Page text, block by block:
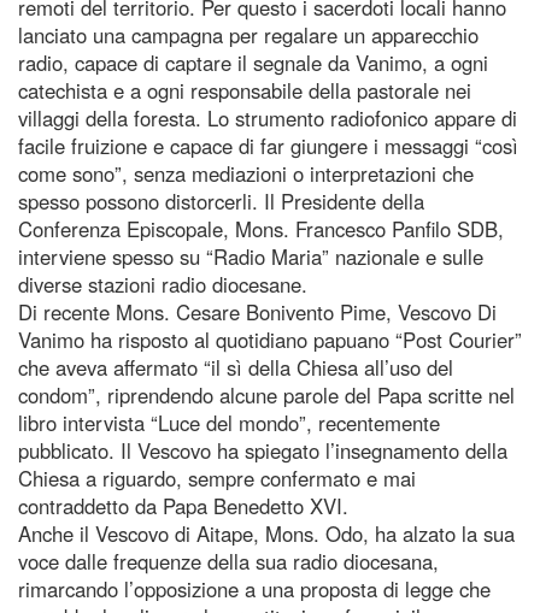
remoti del territorio. Per questo i sacerdoti locali hanno
lanciato una campagna per regalare un apparecchio
radio, capace di captare il segnale da Vanimo, a ogni
catechista e a ogni responsabile della pastorale nei
villaggi della foresta. Lo strumento radiofonico appare di
facile fruizione e capace di far giungere i messaggi “così
come sono”, senza mediazioni o interpretazioni che
spesso possono distorcerli. Il Presidente della
Conferenza Episcopale, Mons. Francesco Panfilo SDB,
interviene spesso su “Radio Maria” nazionale e sulle
diverse stazioni radio diocesane.
Di recente Mons. Cesare Bonivento Pime, Vescovo Di
Vanimo ha risposto al quotidiano papuano “Post Courier”
che aveva affermato “il sì della Chiesa all’uso del
condom”, riprendendo alcune parole del Papa scritte nel
libro intervista “Luce del mondo”, recentemente
pubblicato. Il Vescovo ha spiegato l’insegnamento della
Chiesa a riguardo, sempre confermato e mai
contraddetto da Papa Benedetto XVI.
Anche il Vescovo di Aitape, Mons. Odo, ha alzato la sua
voce dalle frequenze della sua radio diocesana,
rimarcando l’opposizione a una proposta di legge che